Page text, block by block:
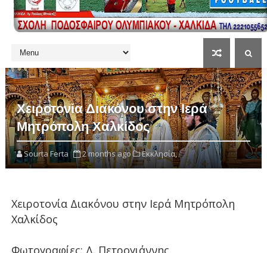
Χειροτονία Διακόνου στην Ιερά
Μητρόπολη Χαλκίδος
Sourta Ferta 2 months ago Εκκλησία,
Χειροτονία Διακόνου στην Ιερά Μητρόπολη
Χαλκίδος
Φωτογραφίες: Δ. Πετρογιάννης